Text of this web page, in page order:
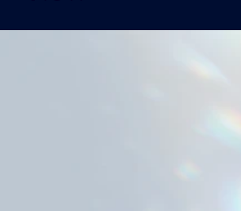
Mission sociale
Conseils d'hygiène bucco-